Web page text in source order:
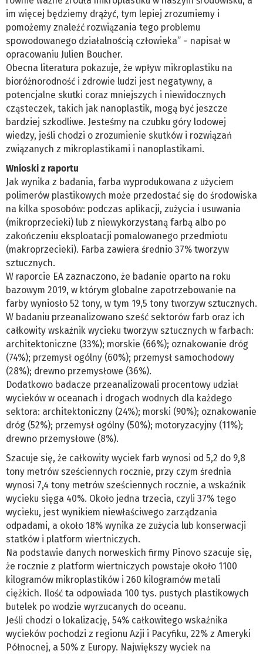
im więcej będziemy drążyć, tym lepiej zrozumiemy i
pomożemy znaleźć rozwiązania tego problemu
spowodowanego działalnością człowieka” − napisał w
opracowaniu Julien Boucher.
Obecna literatura pokazuje, że wpływ mikroplastiku na
bioróżnorodność i zdrowie ludzi jest negatywny, a
potencjalne skutki coraz mniejszych i niewidocznych
cząsteczek, takich jak nanoplastik, mogą być jeszcze
bardziej szkodliwe. Jesteśmy na czubku góry lodowej
wiedzy, jeśli chodzi o zrozumienie skutków i rozwiązań
związanych z mikroplastikami i nanoplastikami.
Wnioski z raportu
Jak wynika z badania, farba wyprodukowana z użyciem
polimerów plastikowych może przedostać się do środowiska
na kilka sposobów: podczas aplikacji, zużycia i usuwania
(mikroprzecieki) lub z niewykorzystaną farbą albo po
zakończeniu eksploatacji pomalowanego przedmiotu
(makroprzecieki). Farba zawiera średnio 37% tworzyw
sztucznych.
W raporcie EA zaznaczono, że badanie oparto na roku
bazowym 2019, w którym globalne zapotrzebowanie na
farby wyniosło 52 tony, w tym 19,5 tony tworzyw sztucznych.
W badaniu przeanalizowano sześć sektorów farb oraz ich
całkowity wskaźnik wycieku tworzyw sztucznych w farbach:
architektoniczne (33%); morskie (66%); oznakowanie dróg
(74%); przemysł ogólny (60%); przemysł samochodowy
(28%); drewno przemysłowe (36%).
Dodatkowo badacze przeanalizowali procentowy udział
wycieków w oceanach i drogach wodnych dla każdego
sektora: architektoniczny (24%); morski (90%); oznakowanie
dróg (52%); przemysł ogólny (50%); motoryzacyjny (11%);
drewno przemysłowe (8%).
Szacuje się, że całkowity wyciek farb wynosi od 5,2 do 9,8
tony metrów sześciennych rocznie, przy czym średnia
wynosi 7,4 tony metrów sześciennych rocznie, a wskaźnik
wycieku sięga 40%. Około jedna trzecia, czyli 37% tego
wycieku, jest wynikiem niewłaściwego zarządzania
odpadami, a około 18% wynika ze zużycia lub konserwacji
statków i platform wiertniczych.
Na podstawie danych norweskich firmy Pinovo szacuje się,
że rocznie z platform wiertniczych powstaje około 1100
kilogramów mikroplastików i 260 kilogramów metali
ciężkich. Ilość ta odpowiada 100 tys. pustych plastikowych
butelek po wodzie wyrzucanych do oceanu.
Jeśli chodzi o lokalizację, 54% całkowitego wskaźnika
wycieków pochodzi z regionu Azji i Pacyfiku, 22% z Ameryki
Północnej, a 50% z Europy. Największy wyciek na